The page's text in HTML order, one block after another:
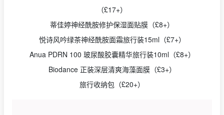
（£17+）
蒂佳婷神经酰胺修护保湿面贴膜（£8+）
悦诗风吟绿茶神经酰胺面霜旅行装15ml（£7+）
Anua PDRN 100 玻尿酸胶囊精华旅行装10ml（£8+）
Biodance 正装深层清爽海藻面膜（£3+）
旅行收纳包（£20+）